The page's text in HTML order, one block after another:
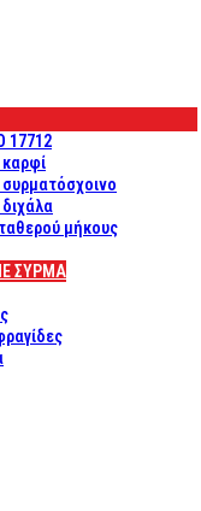
17712
μήκους
ΣΎΡΜΑ